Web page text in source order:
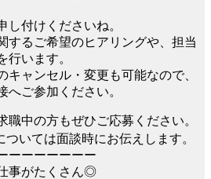
し付けくださいね。
するご希望のヒアリングや、担当
行います。
キャンセル・変更も可能なので、
へご参加ください。
中の方もぜひご応募ください。
いては面談時にお伝えします。
ーーーーーーー
事がたくさん◎